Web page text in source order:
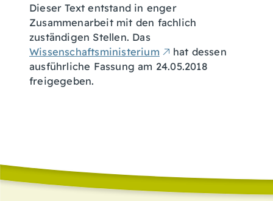
Dieser Text entstand in enger
Zusammenarbeit mit den fachlich
zuständigen Stellen. Das
Wissenschaftsministerium
hat dessen
ausführliche Fassung am 24.05.2018
freigegeben.